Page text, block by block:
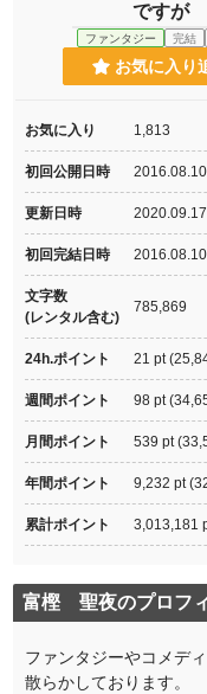
ですが
ファンタジー 完結
お気に入り
お気に入り 1,813
初回公開日時
更新日時
初回完結日時
文字数
(レンタル含む)
785,869
24h.ポイント 21 pt
週間ポイント 98 pt
月間ポイント 539 pt
年間ポイント 9,232 pt
累計ポイント 3,013,181
富樫 聖夜のプロフ
ファンタジーやコメデ
散らかしております。